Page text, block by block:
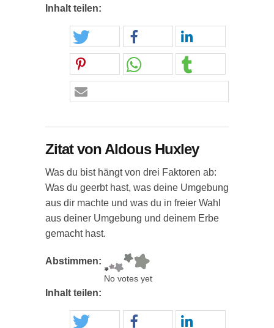
Inhalt teilen:
Zitat von Aldous Huxley
Was du bist hängt von drei Faktoren ab:
Was du geerbt hast, was deine Umgebung
aus dir machte und was du in freier Wahl
aus deiner Umgebung und deinem Erbe
gemacht hast.
Abstimmen:
No votes yet
Inhalt teilen: